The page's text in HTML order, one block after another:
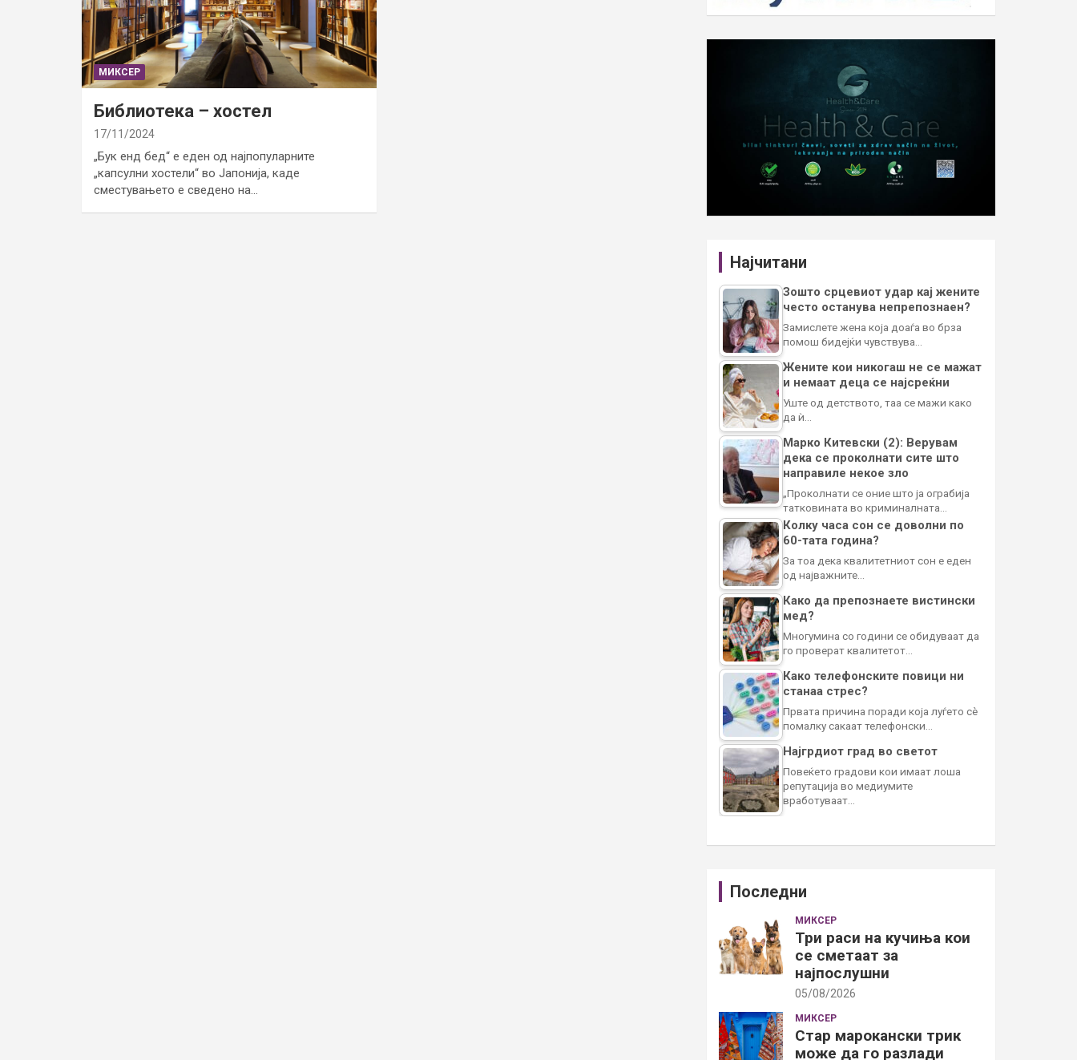
МИКСЕР
Библиотека – хостел
17/11/2024
„Бук енд бед“ е еден од најпопуларните
„капсулни хостели“ во Јапонија, каде
сместувањето е сведено на…
Најчитани
Зошто срцевиот удар кај жените
често останува непрепознаен?
Замислете жена која доаѓа во брза
помош бидејќи чувствува…
Жените кои никогаш не се мажат
и немаат деца се најсреќни
Уште од детството, таа се мажи како
да ѝ…
Марко Китевски (2): Верувам
дека се проколнати сите што
направиле некое зло
„Проколнати се оние што ја ограбија
татковината во криминалната…
Колку часа сон се доволни по
60-тата година?
За тоа дека квалитетниот сон е еден
од најважните…
Како да препознаете вистински
мед?
Многумина со години се обидуваат да
го проверат квалитетот…
Како телефонските повици ни
станаа стрес?
Првата причина поради која луѓето сè
помалку сакаат телефонски…
Најгрдиот град во светот
Повеќето градови кои имаат лоша
репутација во медиумите
вработуваат…
Последни
МИКСЕР
Три раси на кучиња кои
се сметаат за
најпослушни
05/08/2026
МИКСЕР
Стар марокански трик
може да го разлади